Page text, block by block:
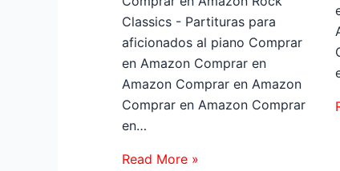
Classics - Partituras para
aficionados al piano Comprar
en Amazon Comprar en
Amazon Comprar en Amazon
Comprar en Amazon Comprar
en…
Read More »